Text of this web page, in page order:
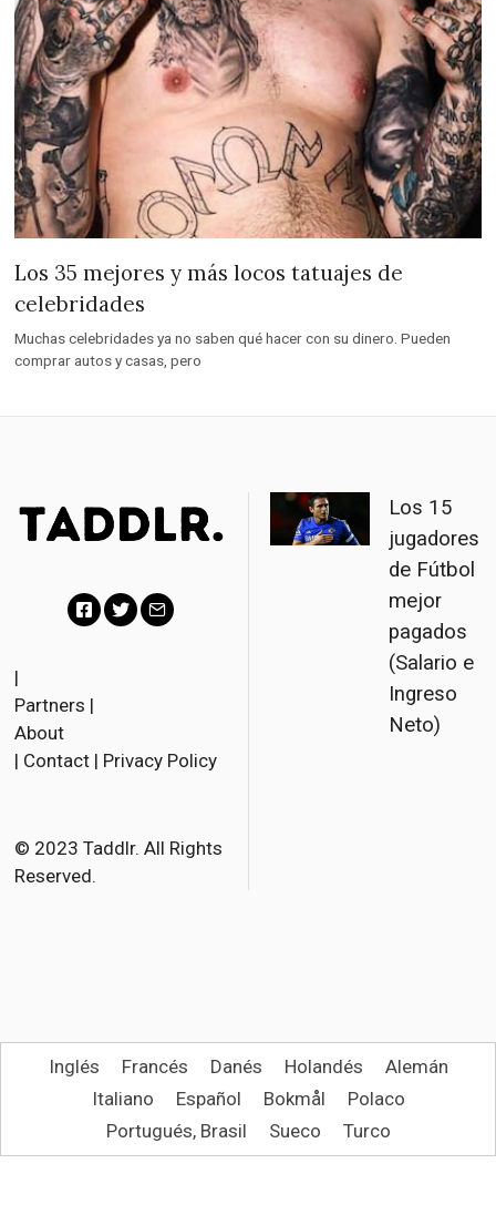
Los 35 mejores y más locos tatuajes de
celebridades
Muchas celebridades ya no saben qué hacer con su dinero. Pueden
comprar autos y casas, pero
c
o
k
r
l
|
Partners |
About
| Contact | Privacy Policy
© 2023 Taddlr. All Rights
Reserved.
Los 15
jugadores
de Fútbol
mejor
pagados
(Salario e
Ingreso
Neto)
Inglés Francés Danés Holandés
Alemán
Italiano
Español Bokmål
Polaco
Portugués, Brasil
Sueco Turco